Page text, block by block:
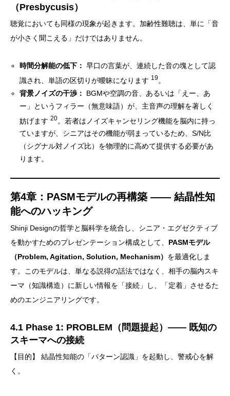
（Presbycusis）
聴覚においても同様の現象が起きます。加齢性難聴は、単に「音
が小さく聞こえる」だけではありません。
時間分解能の低下： 早口の言葉が、連続した音の塊として認
識され、単語の区切りが曖昧になります 19。
背景ノイズの干渉：
BGMや空調の音、あるいは「えー、あ
ー」というフィラー（無意味語）が、主音声の理解を著しく
妨げます20。若者はノイズキャンセリング機能を脳内に持っ
ていますが、シニアはその機能が弱まっているため、S/N比
（シグナル対ノイズ比）を物理的に高めて提供する必要があ
ります。
第4章：PASMモデルの再構築 —— 結晶性知
能へのハッキング
Shinji Designの哲学と脳科学を統合し、シニア・エグゼクティブ
を動かすためのプレゼンテーション構成として、 PASMモデル
（Problem, Agitation, Solution, Mechanism） を最適化しま
す。このモデルは、単なる説得の話法ではなく、相手の脳内スキ
ーマ（知識構造）に新しい情報を「接続」し、「定着」させるた
めのエンジニアリングです。
4.1 Phase 1: PROBLEM（問題提起）—— 既知の
スキーマへの接続
【目的】 結晶性知能の「パターン認識」を起動し、警戒心を解
く。